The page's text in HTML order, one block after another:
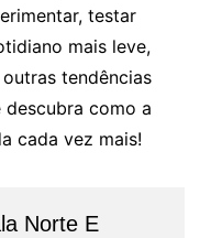
testar
mais leve,
tendências
descubra como a
cada vez mais!
Norte E